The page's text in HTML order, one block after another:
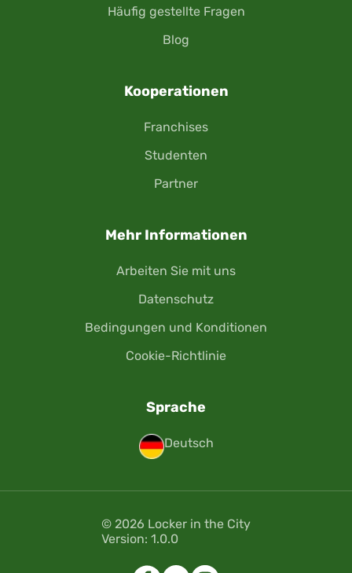
Häufig gestellte Fragen
Blog
Kooperationen
Franchises
Studenten
Partner
Mehr Informationen
Arbeiten Sie mit uns
Datenschutz
Bedingungen und Konditionen
Cookie-Richtlinie
Sprache
Deutsch
© 2026 Locker in the City
Version: 1.0.0